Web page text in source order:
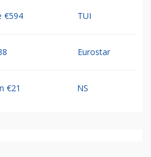
€594 TUI
Eurostar
€21 NS